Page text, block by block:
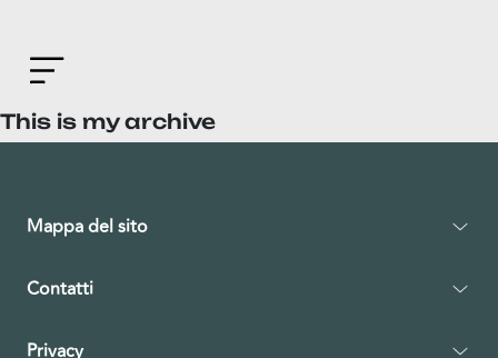
This is my archive
Mappa del sito
Contatti
Privacy